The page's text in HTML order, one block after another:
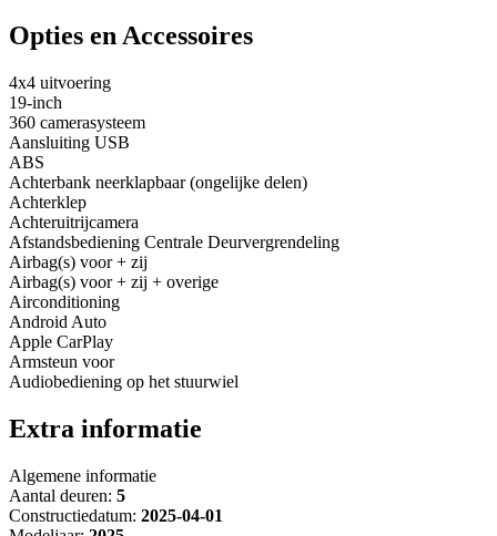
Opties en Accessoires
4x4 uitvoering
19-inch
360 camerasysteem
Aansluiting USB
ABS
Achterbank neerklapbaar (ongelijke delen)
Achterklep
Achteruitrijcamera
Afstandsbediening Centrale Deurvergrendeling
Airbag(s) voor + zij
Airbag(s) voor + zij + overige
Airconditioning
Android Auto
Apple CarPlay
Armsteun voor
Audiobediening op het stuurwiel
Extra informatie
Algemene informatie
Aantal deuren: 5
Constructiedatum: 2025-04-01